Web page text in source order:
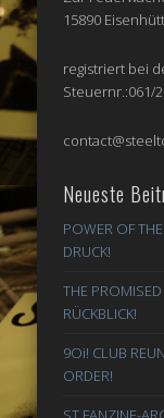
15890
registriert bei
Steuernr.:061/
Neueste
POWER OF
DRUCK!
THE
RÜCKBLICK!
9Oi! CLUB
ORDER!